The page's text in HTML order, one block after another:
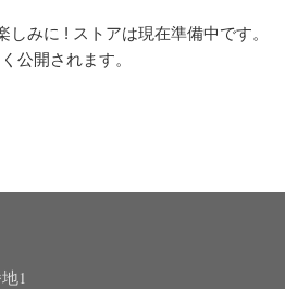
しみに ! ストアは現在準備中です。
公開されます。
1